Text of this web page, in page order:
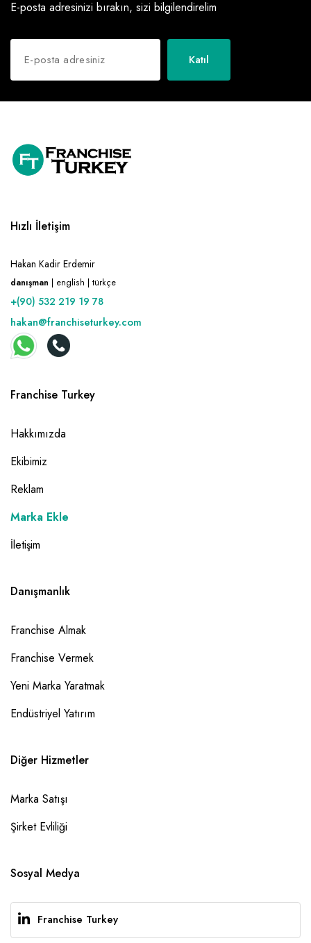
E-posta adresinizi bırakın, sizi bilgilendirelim
Katıl
Hızlı İletişim
Hakan Kadir Erdemir
danışman | english | türkçe
+(90) 532 219 19 78
hakan@franchiseturkey.com
Franchise Turkey
Hakkımızda
Ekibimiz
Reklam
Marka Ekle
İletişim
Danışmanlık
Franchise Almak
Franchise Vermek
Yeni Marka Yaratmak
Endüstriyel Yatırım
Diğer Hizmetler
Marka Satışı
Şirket Evliliği
Sosyal Medya
Franchise Turkey